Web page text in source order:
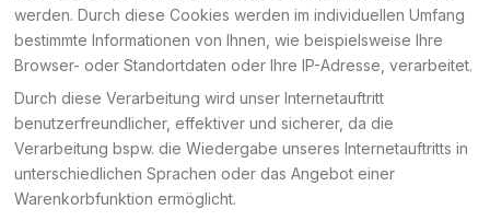
werden. Durch diese Cookies werden im individuellen Umfang
bestimmte Informationen von Ihnen, wie beispielsweise Ihre
Browser- oder Standortdaten oder Ihre IP-Adresse, verarbeitet.
Durch diese Verarbeitung wird unser Internetauftritt
benutzerfreundlicher, effektiver und sicherer, da die
Verarbeitung bspw. die Wiedergabe unseres Internetauftritts in
unterschiedlichen Sprachen oder das Angebot einer
Warenkorbfunktion ermöglicht.